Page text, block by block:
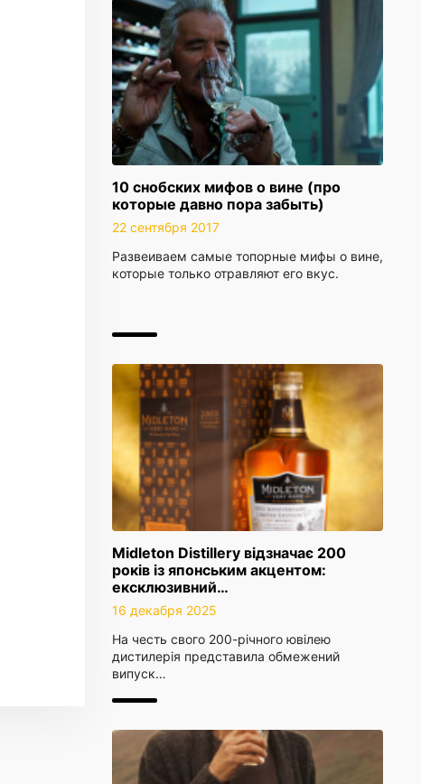
10 снобских мифов о вине (про
которые давно пора забыть)
22 сентября 2017
Развеиваем самые топорные мифы о вине,
которые только отравляют его вкус.
Midleton Distillery відзначає 200
років із японським акцентом:
ексклюзивний…
16 декабря 2025
На честь свого 200-річного ювілею
дистилерія представила обмежений
випуск…